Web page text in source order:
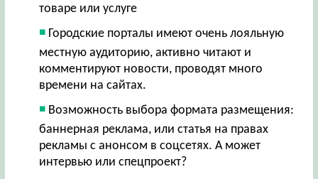
товаре или услуге
Городские порталы имеют очень лояльную
местную аудиторию, активно читают и
комментируют новости, проводят много
времени на сайтах.
Возможность выбора формата размещения:
баннерная реклама, или статья на правах
рекламы с анонсом в соцсетях. А может
интервью или спецпроект?